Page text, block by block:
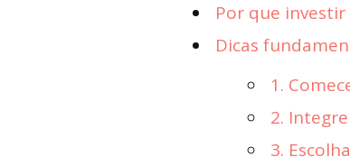
Por que
Dicas
1.
2.
3.